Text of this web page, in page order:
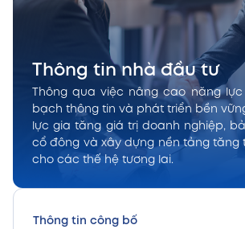
Thông tin nhà đầu tư
Thông qua việc nâng cao năng
bạch thông tin và phát triển bền
lực gia tăng giá trị doanh nghiệp,
cổ đông và xây dựng nền tảng tăng
cho các thế hệ tương lai.
Thông tin công bố